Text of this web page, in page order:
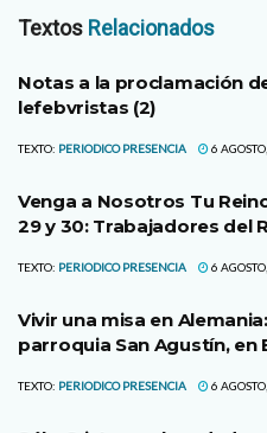
Textos Relacionados
Notas a la proclamación
lefebvristas (2)
TEXTO: PERIODICO PRESENCIA 6
Venga a Nosotros Tu
29 y 30: Trabajadores del
TEXTO: PERIODICO PRESENCIA 6
Vivir una misa en
parroquia San Agustín, en
TEXTO: PERIODICO PRESENCIA 6